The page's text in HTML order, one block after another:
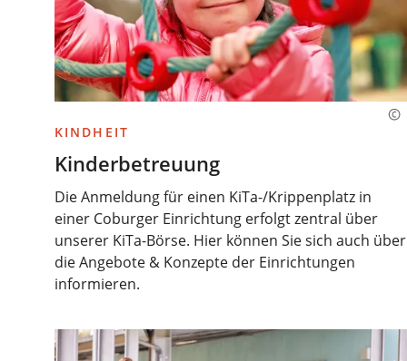
KINDHEIT
Kinderbetreuung
Die Anmeldung für einen KiTa-/Krippenplatz in
einer Coburger Einrichtung erfolgt zentral über
unserer KiTa-Börse. Hier können Sie sich auch über
die Angebote & Konzepte der Einrichtungen
informieren.